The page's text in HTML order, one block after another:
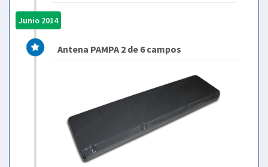
Junio 2014
Antena PAMPA 2 de 6 campos